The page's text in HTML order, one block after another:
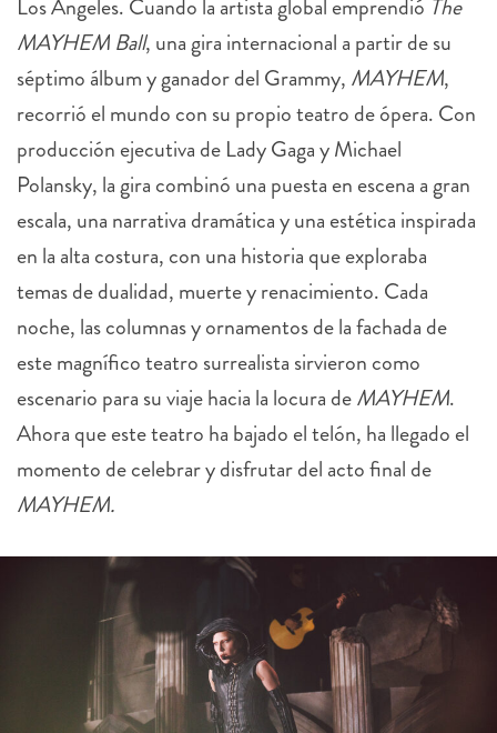
Los Ángeles. Cuando la artista global emprendió The
MAYHEM Ball, una gira internacional a partir de su
séptimo álbum y ganador del Grammy, MAYHEM,
recorrió el mundo con su propio teatro de ópera. Con
producción ejecutiva de Lady Gaga y Michael
Polansky, la gira combinó una puesta en escena a gran
escala, una narrativa dramática y una estética inspirada
en la alta costura, con una historia que exploraba
temas de dualidad, muerte y renacimiento. Cada
noche, las columnas y ornamentos de la fachada de
este magnífico teatro surrealista sirvieron como
escenario para su viaje hacia la locura deMAYHEM.
Ahora que este teatro ha bajado el telón, ha llegado el
momento de celebrar y disfrutar del acto final de
MAYHEM.